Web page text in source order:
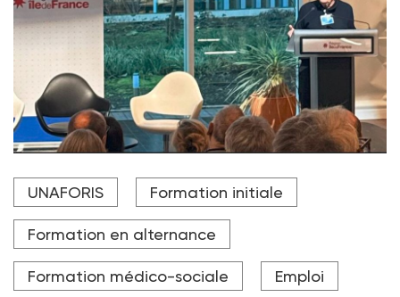
"Les carrières du travail social apparaissent encore
aujourd’hui comme appartenant à un univers un peu
Marcel Jaeger, à l'occasion de la rencontre nationale
du réseau de l'Unaforis au conseil régional d'Ile-de-
France, le 4 février 2026.
UNAFORIS Formation initiale
Formation en alternance
Formation médico-sociale Emploi